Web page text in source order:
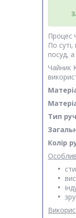
Процес
По
посуд,
Чайник
Тип
Колір